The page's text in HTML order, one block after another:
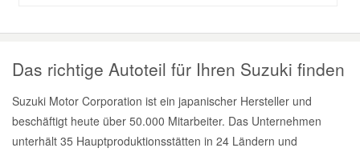
Das richtige Autoteil für Ihren Suzuki finden
Suzuki Motor Corporation ist ein japanischer Hersteller und
beschäftigt heute über 50.000 Mitarbeiter. Das Unternehmen
unterhält 35 Hauptproduktionsstätten in 24 Ländern und